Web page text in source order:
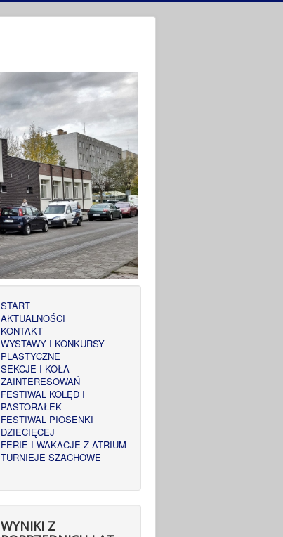
START
AKTUALNOŚCI
KONTAKT
WYSTAWY I KONKURSY
PLASTYCZNE
SEKCJE I KOŁA
ZAINTERESOWAŃ
FESTIWAL KOLĘD I
PASTORAŁEK
FESTIWAL PIOSENKI
DZIECIĘCEJ
FERIE I WAKACJE Z ATRIUM
TURNIEJE SZACHOWE
WYNIKI Z